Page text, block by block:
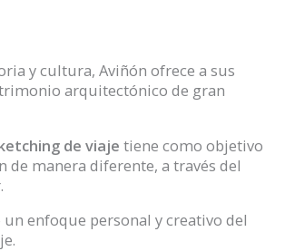
y cultura, Aviñón ofrece a sus
arquitectónico de gran
de viaje tiene como objetivo
de manera diferente, a través del
enfoque personal y creativo del